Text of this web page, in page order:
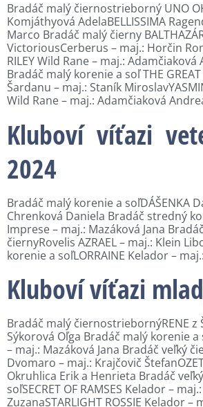
Bradáč malý čiernostrieborný UNO
Komjáthyová AdelaBELLISSIMA
Marco Bradáč malý čierny
VictoriousCerberus – maj.: Horčin
RILEY Wild Rane – maj.:
Bradáč malý korenie a soľ THE
Šardanu – maj.: Staník
Wild Rane – maj.: Adamčiaková
Kluboví víťazi
2024
Bradáč malý korenie a soľDÁŠENKA
Chrenková Daniela Bradáč stredný
Imprese – maj.: Mazáková Jana
čiernyRovelis AZRAEL – maj.: Klein
korenie a soľLORRAINE Kelador –
Kluboví víťazi
Bradáč malý čiernostriebornýRENE z
Sýkorová Oľga Bradáč malý korenie a
– maj.: Mazáková Jana Bradáč veľký
Dvomaro – maj.: Krajčovič
Okruhlica Erik a Henrieta Bradáč
soľSECRET OF RAMSES Kelador –
ZuzanaSTARLIGHT ROSSIE Kelador –